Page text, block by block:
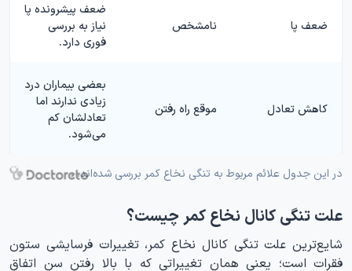
ضعف پا نامشخص
ضعف پیشرونده پا
نیاز به بررسی
فوری دارد.
کاهش تعادل موقع راه رفتن
بعضی بیماران درد
زیادی ندارند اما
تعادلشان کم
می‌شود.
در این جدول علائم مربوط به تنگی نخاع کمر بررسی شده‌اند.
علت تنگی کانال نخاع کمر چیست؟
شایع‌ترین علت تنگی کانال نخاع کمر، تغییرات فرسایشی ستون
فقرات است؛ یعنی همان تغییراتی که با بالا رفتن سن اتفاق